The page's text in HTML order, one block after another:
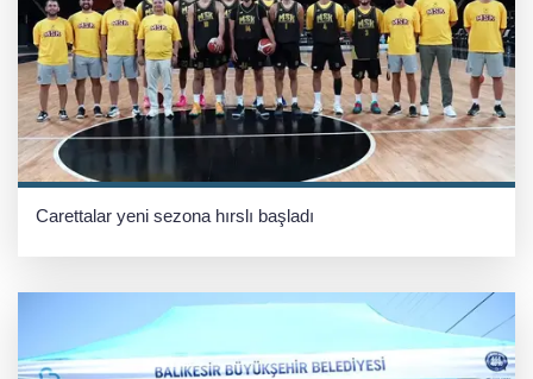
Carettalar yeni sezona hırslı başladı